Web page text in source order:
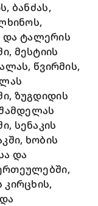
ბანძას,
და ტალერის
მესტიის
წვირმის,
ზუგდიდის
სენაკის
ხობის
და